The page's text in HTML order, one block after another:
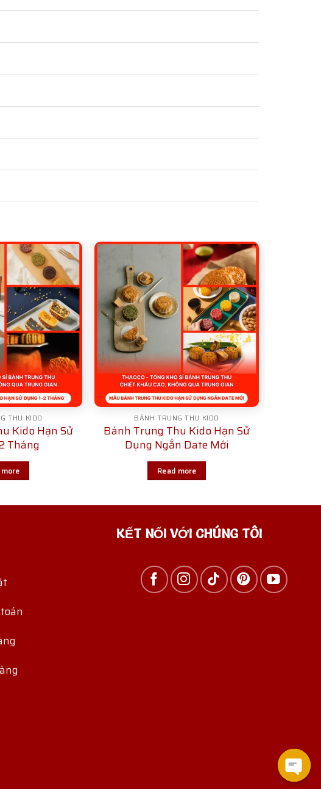
THU KIDO
Kido Hạn Sử
Tháng
BÁNH TRUNG THU KIDO
Bánh Trung Thu Kido Hạn Sử
Dụng Ngắn Date Mới
Read more
KẾT NỐI VỚI CHÚNG TÔI